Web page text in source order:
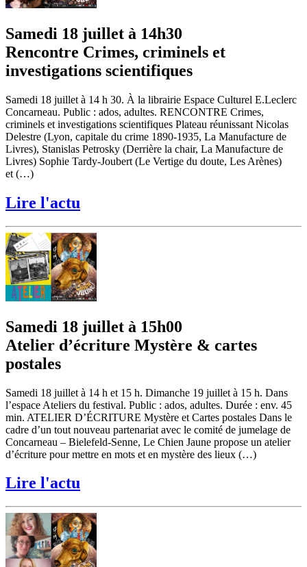
Samedi 18 juillet à 14h30
Rencontre Crimes, criminels et
investigations scientifiques
Samedi 18 juillet à 14 h 30. À la librairie Espace Culturel E.Leclerc
Concarneau. Public : ados, adultes. RENCONTRE Crimes,
criminels et investigations scientifiques Plateau réunissant Nicolas
Delestre (Lyon, capitale du crime 1890-1935, La Manufacture de
Livres), Stanislas Petrosky (Derrière la chair, La Manufacture de
Livres) Sophie Tardy-Joubert (Le Vertige du doute, Les Arènes)
et (…)
Lire l'actu
Samedi 18 juillet à 15h00
Atelier d’écriture Mystère & cartes
postales
Samedi 18 juillet à 14 h et 15 h. Dimanche 19 juillet à 15 h. Dans
l’espace Ateliers du festival. Public : ados, adultes. Durée : env. 45
min. ATELIER D’ÉCRITURE Mystère et Cartes postales Dans le
cadre d’un tout nouveau partenariat avec le comité de jumelage de
Concarneau – Bielefeld-Senne, Le Chien Jaune propose un atelier
d’écriture pour mettre en mots et en mystère des lieux (…)
Lire l'actu